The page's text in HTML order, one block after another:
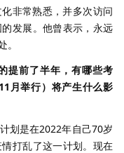
非常熟悉，并多次访问
发展。他曾表示，永远
提前了半年，有哪些考
月举行）将产生什么影
划是在2022年自己70岁
打乱了这一计划。现在